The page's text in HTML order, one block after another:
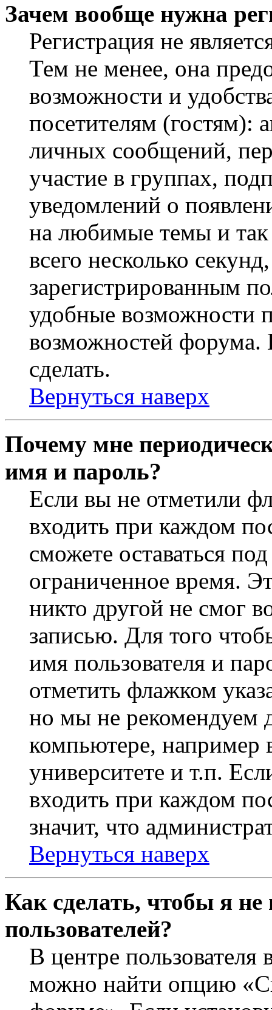
Зачем вообще нужна
Регистрация не
Тем не менее, она
возможности и
посетителям (гостям):
личных сообщений,
участие в группах,
уведомлений о
на любимые темы и так
всего несколько
зарегистрированным
удобные возможности
возможностей
сделать.
Вернуться наверх
Почему мне
имя и пароль?
Если вы не отметили
входить при каждом
сможете оставаться
ограниченное время.
никто другой не смог
записью. Для того
имя пользователя и
отметить флажком
но мы не рекомендуем
компьютере, например
университете и т.п.
входить при каждом
значит, что
Вернуться наверх
Как сделать, чтобы я
пользователей?
В центре
можно найти опцию